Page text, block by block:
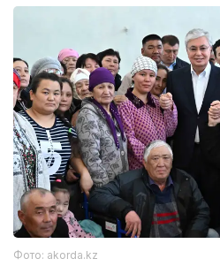
Фото: akorda.kz